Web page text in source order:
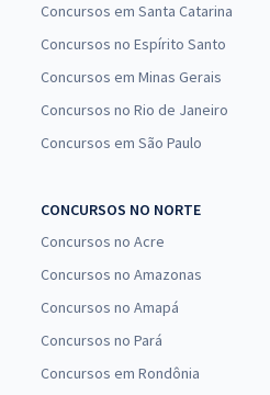
Concursos em Santa Catarina
Concursos no Espírito Santo
Concursos em Minas Gerais
Concursos no Rio de Janeiro
Concursos em São Paulo
CONCURSOS NO NORTE
Concursos no Acre
Concursos no Amazonas
Concursos no Amapá
Concursos no Pará
Concursos em Rondônia